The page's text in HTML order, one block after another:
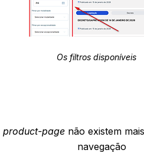
Os filtros disponíveis
product-page não existem
navegação